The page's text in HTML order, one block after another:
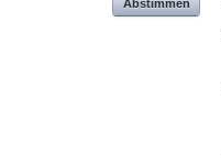
Abstimmen